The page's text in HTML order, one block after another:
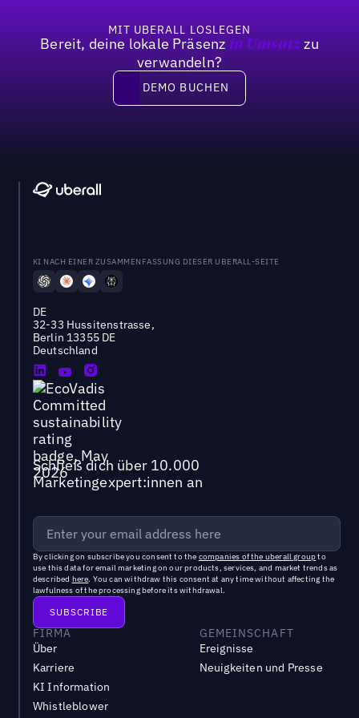
MIT UBERALL LOSLEGEN
Bereit, deine lokale Präsenz in Umsatzzu
verwandeln?
DEMO BUCHEN
DEMO BUCHEN
KI NACH EINER ZUSAMMENFASSUNG DIESER UBERALL-SEITE
DE
32-33 Hussitenstrasse,
Berlin 13355 DE
Deutschland
Schließ dich über 10.000
Marketingexpert:innen an
By clicking on subscribe you consent to the companies of the uberall groupto
use this data for email marketing on our products, services, and market trends as
described here. You can withdraw this consent at any time without affecting the
lawfulness of the processing before its withdrawal.
FIRMA
Über
Karriere
KI Information
Whistleblower
GEMEINSCHAFT
Ereignisse
Neuigkeiten und Presse